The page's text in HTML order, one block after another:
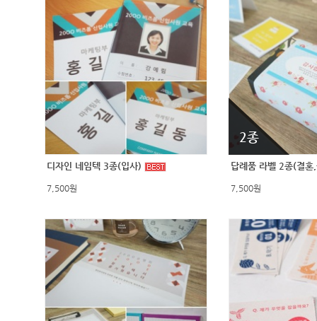
디자인 네임텍 3종(입사)
7,500원
2종
답례품 라벨 2종(결
7,500원